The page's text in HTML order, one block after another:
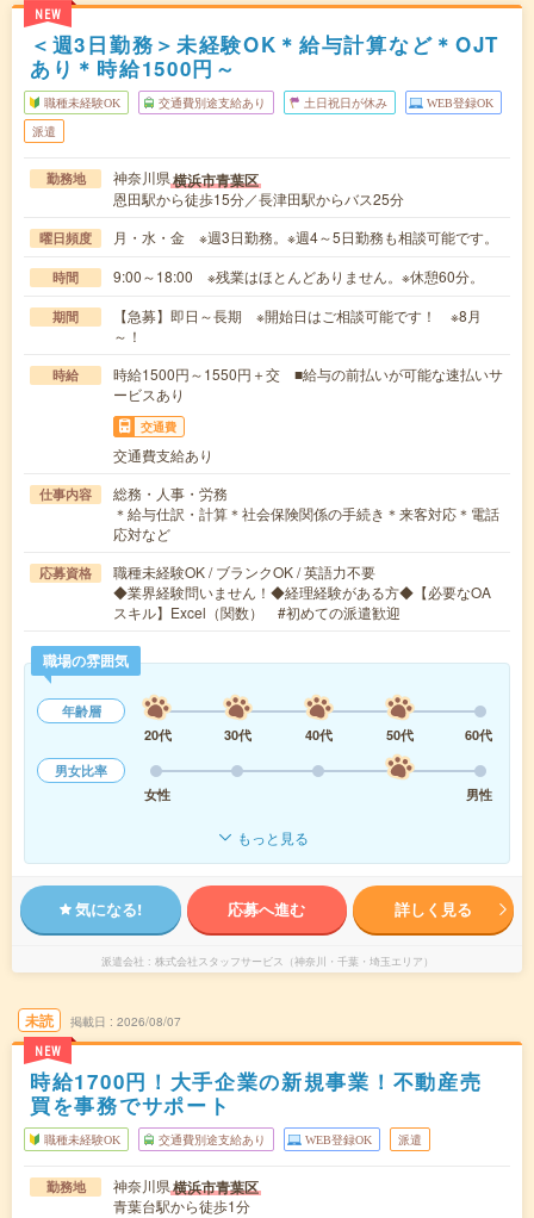
NEW
＜週3日勤務＞未経験OK＊給与計算など＊OJT
あり＊時給1500円～
職種未経験OK 交通費別途支給あり 土日祝日が休み WEB登録OK
派遣
勤務地 神奈川県横浜市青葉区
恩田駅から徒歩15分／長津田駅からバス25分
曜日頻度 月・水・金 ※週3日勤務。※週4～5日勤務も相談可能です。
時間 9:00～18:00 ※残業はほとんどありません。※休憩60分。
期間
【急募】即日～長期 ※開始日はご相談可能です！ ※8月
～！
時給
時給1500円～1550円＋交 ■給与の前払いが可能な速払いサ
ービスあり
交通費
交通費支給あり
仕事内容
総務・人事・労務
＊給与仕訳・計算＊社会保険関係の手続き＊来客対応＊電話
応対など
応募資格
職種未経験OK / ブランクOK / 英語力不要
◆業界経験問いません！◆経理経験がある方◆【必要なOA
スキル】Excel（関数） #初めての派遣歓迎
職場の雰囲気
年齢層
20代
30代 40代 50代
60代
男女比率
女性
男性
もっと見る
気になる! 応募へ進む 詳しく見る
派遣会社 株式会社スタッフサービス（神奈川・千葉・埼玉エリア）
未読
NEW
掲載日 2026/08/07
時給1700円！大手企業の新規事業！不動産売
買を事務でサポート
職種未経験OK 交通費別途支給あり WEB登録OK 派遣
勤務地 神奈川県横浜市青葉区
青葉台駅から徒歩1分